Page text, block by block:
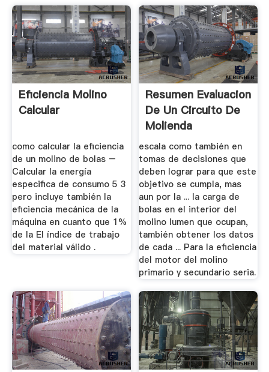
Eficiencia Molino
Calcular
como calcular la eficiencia
de un molino de bolas –
Calcular la energía
especifica de consumo 5 3
pero incluye también la
eficiencia mecánica de la
máquina en cuanto que 1%
de la El índice de trabajo
del material válido .
Resumen Evaluacion
De Un Circuito De
Molienda
escala como también en
tomas de decisiones que
deben lograr para que este
objetivo se cumpla, mas
aun por la ... la carga de
bolas en el interior del
molino lumen que ocupan,
también obtener los datos
de cada ... Para la eficiencia
del motor del molino
primario y secundario seria.